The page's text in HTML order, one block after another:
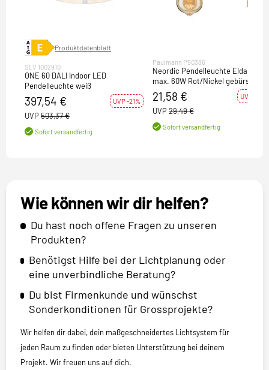
Produktdatenblatt
SLV 1002910
ONE 60 DALI Indoor LED
Pendelleuchte weiß
397,54 € UVP -21%
UVP 503,37 €
Sofort versandfertig
Paulmann P50386
Neordic Pendelleuchte Eldar E27
max. 60W Rot/Nickel gebürstet
dimmbar Metall
21,58 € UVP -27%
UVP 29,49 €
Sofort versandfertig
Wie können wir dir helfen?
Du hast noch offene Fragen zu unseren
Produkten?
Benötigst Hilfe bei der Lichtplanung oder
eine unverbindliche Beratung?
Du bist Firmenkunde und wünschst
Sonderkonditionen für Grossprojekte?
Wir helfen dir dabei, dein maßgeschneidertes Lichtsystem für
jeden Raum zu finden oder bieten Unterstützung bei deinem
Projekt. Wir freuen uns auf dich.